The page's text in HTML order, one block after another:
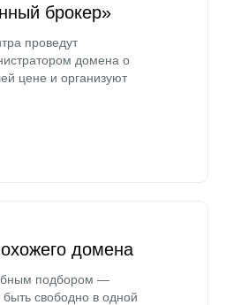
брокер»
проведут
домена о
цене и организуют
домена
подбором —
свободно в одной